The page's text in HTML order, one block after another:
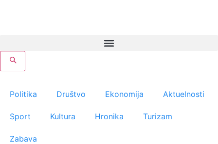
Politika Društvo Ekonomija Aktuelnosti
Sport Kultura Hronika Turizam
Zabava